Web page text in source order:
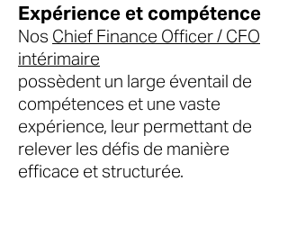
Expérience et compétence
Nos Chief Finance Officer / CFO
intérimaire
possèdent un large éventail de
compétences et une vaste
expérience, leur permettant de
relever les défis de manière
efficace et structurée.